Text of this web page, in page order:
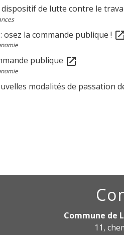
de lutte contre le
la commande publique ! open_in_new
publique open_in_new
modalités de passation
Commune de
11,